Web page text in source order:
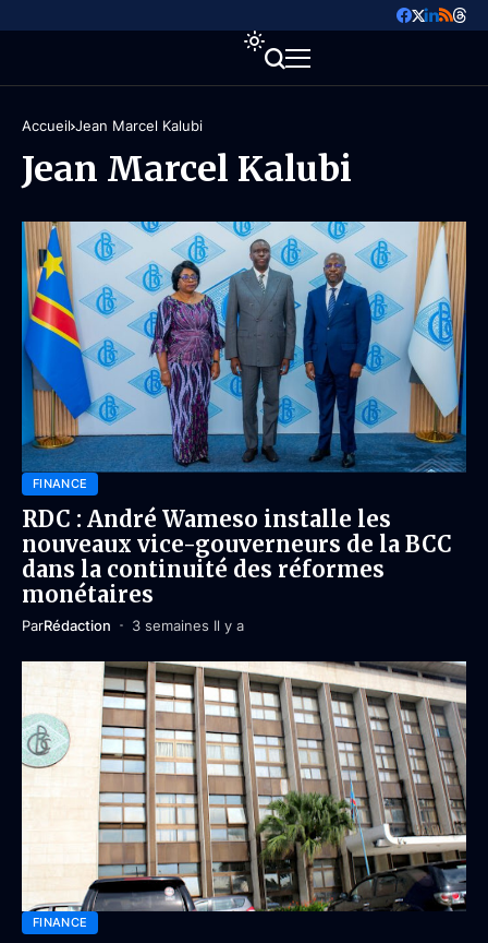
Accueil Jean Marcel Kalubi
Jean Marcel Kalubi
FINANCE
RDC : André Wameso installe les
nouveaux vice-gouverneurs de la BCC
dans la continuité des réformes
monétaires
ParRédaction 3 semaines Il y a
FINANCE